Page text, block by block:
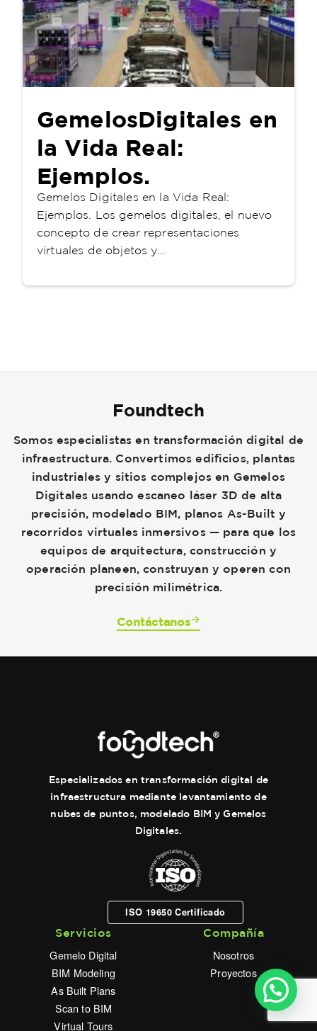
GemelosDigitales en
la Vida Real:
Ejemplos.
Gemelos Digitales en la Vida Real:
Ejemplos. Los gemelos digitales, el nuevo
concepto de crear representaciones
virtuales de objetos y...
Foundtech
Somos especialistas en transformación digital de
infraestructura. Convertimos edificios, plantas
industriales y sitios complejos en Gemelos
Digitales usando escaneo láser 3D de alta
precisión, modelado BIM, planos As-Built y
recorridos virtuales inmersivos — para que los
equipos de arquitectura, construcción y
operación planeen, construyan y operen con
precisión milimétrica.
Contáctanos
Especializados en transformación digital de
infraestructura mediante levantamiento de
nubes de puntos, modelado BIM y Gemelos
Digitales.
ISO 19650 Certificado
Servicios
Gemelo Digital
BIM Modeling
As Built Plans
Scan to BIM
Virtual Tours
Compañía
Nosotros
Proyectos
¿Como usar #DigitalTwin en tu industria?